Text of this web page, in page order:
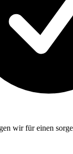
wir für einen